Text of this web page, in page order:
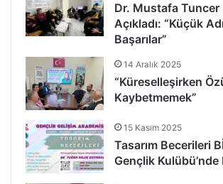
Dr. Mustafa Tuncer
Açıkladı: “Küçük
Başarılar”
14 Aralık 2025
“Küreselleşirken
Kaybetmemek”
15 Kasım 2025
Tasarım Becerileri
Gençlik Kulübü’nde